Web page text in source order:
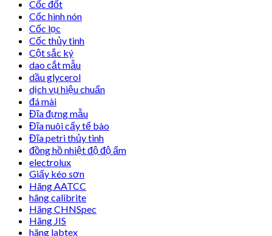
Cốc đốt
Cốc hình nón
Cốc lọc
Cốc thủy tinh
Cột sắc ký
dao cắt mẫu
dầu glycerol
dịch vụ hiệu chuẩn
đá mài
Đĩa đựng mẫu
Đĩa nuôi cấy tế bào
Đĩa petri thủy tinh
đồng hồ nhiệt độ độ ẩm
electrolux
Giấy kéo sơn
Hãng AATCC
hãng calibrite
Hãng CHNSpec
Hãng JIS
hãng labtex